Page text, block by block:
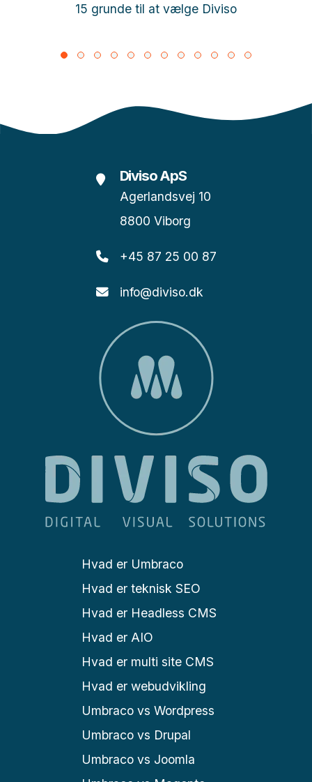
15 grunde til at vælge Diviso
Diviso ApS
Agerlandsvej 10
8800 Viborg
+45 87 25 00 87
info@diviso.dk
Hvad er Umbraco
Hvad er teknisk SEO
Hvad er Headless CMS
Hvad er AIO
Hvad er multi site CMS
Hvad er webudvikling
Umbraco vs Wordpress
Umbraco vs Drupal
Umbraco vs Joomla